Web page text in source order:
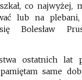
co najwyżej,
lub na
Bolesław
ostatnich lat
same